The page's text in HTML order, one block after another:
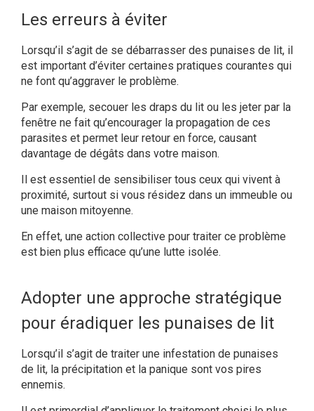
Les erreurs à éviter
Lorsqu’il s’agit de se débarrasser des punaises de lit, il
est important d’éviter certaines pratiques courantes qui
ne font qu’aggraver le problème.
Par exemple, secouer les draps du lit ou les jeter par la
fenêtre ne fait qu’encourager la propagation de ces
parasites et permet leur retour en force, causant
davantage de dégâts dans votre maison.
Il est essentiel de sensibiliser tous ceux qui vivent à
proximité, surtout si vous résidez dans un immeuble ou
une maison mitoyenne.
En effet, une action collective pour traiter ce problème
est bien plus efficace qu’une lutte isolée.
Adopter une approche stratégique
pour éradiquer les punaises de lit
Lorsqu’il s’agit de traiter une infestation de punaises
de lit, la précipitation et la panique sont vos pires
ennemis.